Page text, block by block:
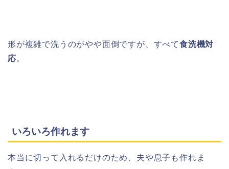
形が複雑で洗うのがやや面倒ですが、すべて食洗機対
応。
いろいろ作れます
本当に切って入れるだけのため、夫や息子も作れま